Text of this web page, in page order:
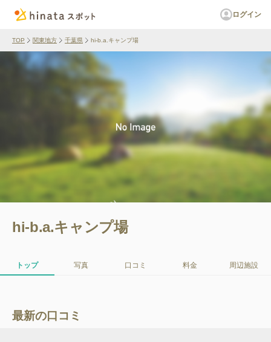
ログイン
TOP 関東地方 千葉県 hi-b.a.キャンプ場
hi-b.a.キャンプ場
トップ 写真 口コミ 料金 周辺施設
最新の口コミ